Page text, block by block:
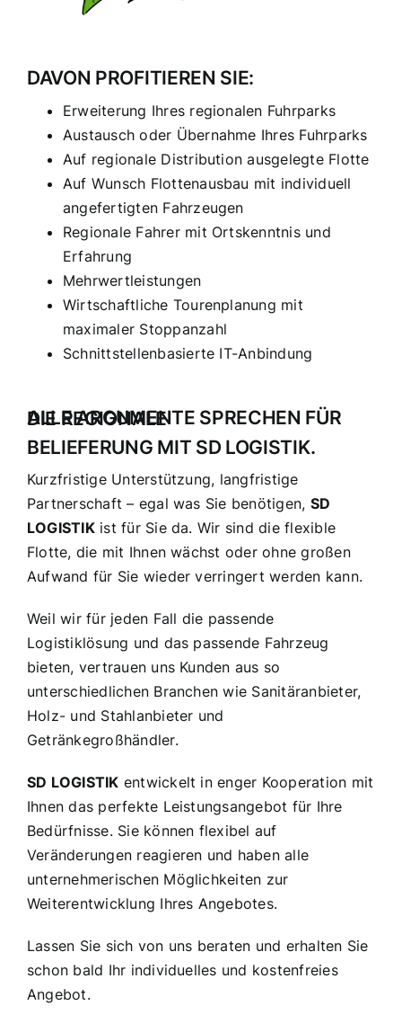
DAVON PROFITIEREN SIE:
Erweiterung Ihres regionalen Fuhrparks
Austausch oder Übernahme Ihres Fuhrparks
Auf regionale Distribution ausgelegte Flotte
Auf Wunsch Flottenausbau mit individuell
angefertigten Fahrzeugen
Regionale Fahrer mit Ortskenntnis und
Erfahrung
Mehrwertleistungen
Wirtschaftliche Tourenplanung mit
maximaler Stoppanzahl
Schnittstellenbasierte IT-Anbindung
ALLE ARGUMENTE SPRECHEN FÜR DIE REGIONALE
BELIEFERUNG MIT SD LOGISTIK.
Kurzfristige Unterstützung, langfristige
Partnerschaft – egal was Sie benötigen, SD
LOGISTIKist für Sie da. Wir sind die flexible
Flotte, die mit Ihnen wächst oder ohne großen
Aufwand für Sie wieder verringert werden kann.
Weil wir für jeden Fall die passende
Logistiklösung und das passende Fahrzeug
bieten, vertrauen uns Kunden aus so
unterschiedlichen Branchen wie Sanitäranbieter,
Holz- und Stahlanbieter und
Getränkegroßhändler.
SD LOGISTIK entwickelt in enger Kooperation mit
Ihnen das perfekte Leistungsangebot für Ihre
Bedürfnisse. Sie können flexibel auf
Veränderungen reagieren und haben alle
unternehmerischen Möglichkeiten zur
Weiterentwicklung Ihres Angebotes.
Lassen Sie sich von uns beraten und erhalten Sie
schon bald Ihr individuelles und kostenfreies
Angebot.